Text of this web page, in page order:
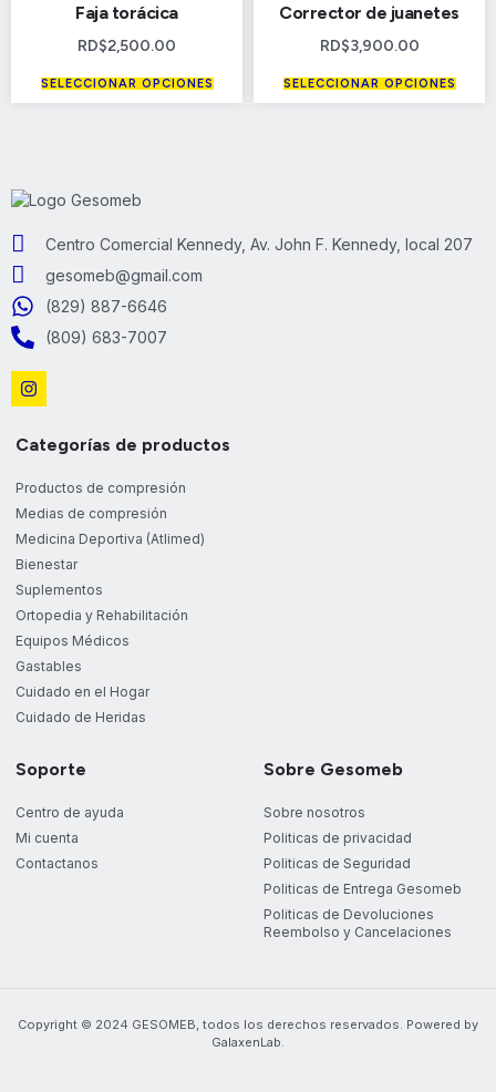
Faja torácica
RD$2,500.00
SELECCIONAR OPCIONES
Corrector de juanetes
RD$3,900.00
SELECCIONAR OPCIONES
Centro Comercial Kennedy, Av. John F. Kennedy, local 207
gesomeb@gmail.com
(829) 887-6646
(809) 683-7007
Categorías de productos
Productos de compresión
Medias de compresión
Medicina Deportiva (Atlimed)
Bienestar
Suplementos
Ortopedia y Rehabilitación
Equipos Médicos
Gastables
Cuidado en el Hogar
Cuidado de Heridas
Soporte
Centro de ayuda
Mi cuenta
Contactanos
Sobre Gesomeb
Sobre nosotros
Politicas de privacidad
Politicas de Seguridad
Politicas de Entrega Gesomeb
Politicas de Devoluciones
Reembolso y Cancelaciones
Copyright © 2024 GESOMEB, todos los derechos reservados. Powered by
GalaxenLab.